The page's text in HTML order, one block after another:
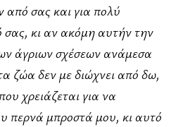
από σας και για πολύ
σας, κι αν ακόμη αυτήν την
άγριων σχέσεων ανάμεσα
ζώα δεν με διώχνει από δω,
χρειάζεται για να
περνά μπροστά μου, κι αυτό